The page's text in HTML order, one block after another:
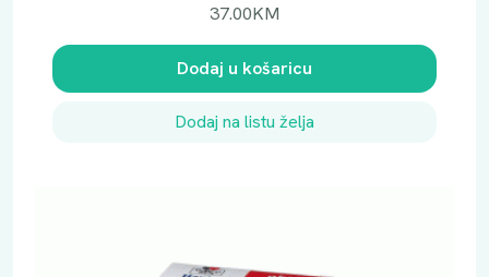
37.00KM
Dodaj u košaricu
Dodaj na listu želja